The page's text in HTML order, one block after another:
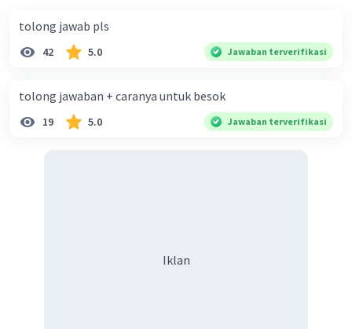
tolong jawab pls
42 5.0 Jawaban terverifikasi
tolong jawaban + caranya untuk besok
19 5.0 Jawaban terverifikasi
Iklan